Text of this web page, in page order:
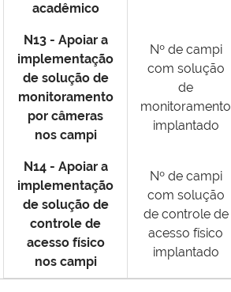
acadêmico
N13 - Apoiar a
implementação
de solução de
monitoramento
por câmeras
nos campi
Nº de campi
com solução
de
monitoramento
implantado
N14 - Apoiar a
implementação
de solução de
controle de
acesso físico
nos campi
Nº de campi
com solução
de controle de
acesso físico
implantado